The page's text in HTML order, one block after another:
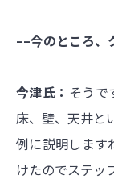
––今のところ、
今津氏： そうで
床、壁、天井と
例に説明します
けたのでステッ